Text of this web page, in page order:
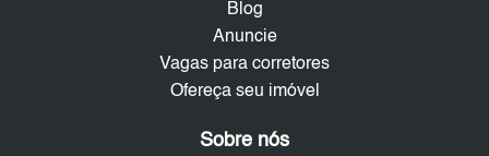
Blog
Anuncie
Vagas para corretores
Ofereça seu imóvel
Sobre nós